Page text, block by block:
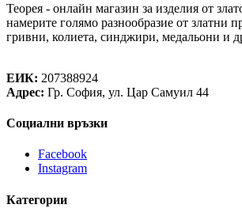
Теорея - онлайн магазин за изделия от
намерите голямо разнообразие от златни
гривни, колиета, синджири, медальони и
ЕИК: 207388924
Адрес: Гр. София, ул. Цар Самуил 44
Социални връзки
Facebook
Instagram
Категории